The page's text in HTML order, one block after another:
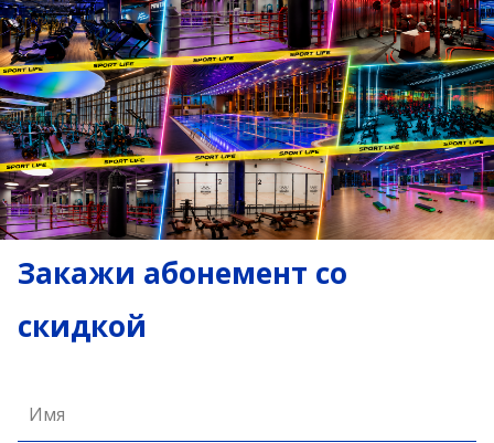
Закажи абонемент со
скидкой
Имя